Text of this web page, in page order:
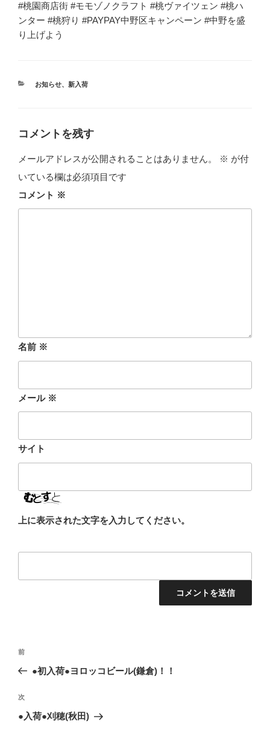
#桃園商店街 #モモゾノクラフト #桃ヴァイツェン #桃ハ
ンター #桃狩り #PAYPAY中野区キャンペーン #中野を盛
り上げよう
カ
お知らせ、 新入荷
コメントを残す
メールアドレスが公開されることはありません。 ※ が付
いている欄は必須項目です
コメント ※
名前 ※
メール ※
サイト
上に表示された文字を入力してください。
投
ビ
ゲ
前
の
稿
前
●初入荷●ヨロッコビール(鎌倉)！！
次
の
次
●入荷●刈穂(秋田)